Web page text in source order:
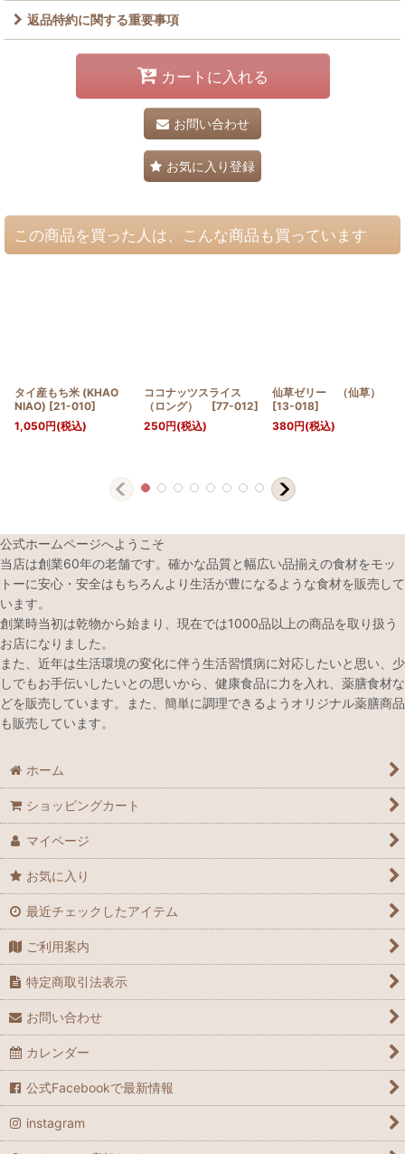
返品特約に関する重要事項
カートに入れる
お問い合わせ
お気に入り登録
この商品を買った人は、こんな商品も買っています
タイ産もち米 (KHAO
NIAO) [21-010]
1,050円(税込)
ココナッツスライス
（ロング）
[77-012]
250円(税込)
仙草ゼリー （仙草）
[13-018]
380円(税込)
公式ホームページへようこそ
当店は創業60年の老舗です。確かな品質と幅広い品揃えの食材をモッ
トーに安心・安全はもちろんより生活が豊になるような食材を販売して
います。
創業時当初は乾物から始まり、現在では1000品以上の商品を取り扱う
お店になりました。
また、近年は生活環境の変化に伴う生活習慣病に対応したいと思い、少
しでもお手伝いしたいとの思いから、健康食品に力を入れ、薬膳食材な
どを販売しています。また、簡単に調理できるようオリジナル薬膳商品
も販売しています。
ホーム
ショッピングカート
マイページ
お気に入り
最近チェックしたアイテム
ご利用案内
特定商取引法表示
お問い合わせ
カレンダー
公式Facebookで最新情報
instagram